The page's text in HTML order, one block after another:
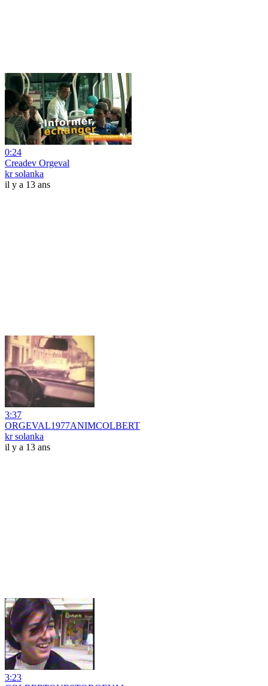
0:24
Creadev Orgeval
kr solanka
il y a 13 ans
3:37
ORGEVAL1977ANIMCOLBERT
kr solanka
il y a 13 ans
3:23